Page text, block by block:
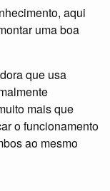
aqui
uma boa
que usa
mais que
o funcionamento
ao mesmo